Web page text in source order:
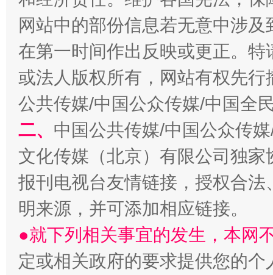
网站中的部份信息若无意中涉
在第一时间作出反映或更正。
或法人版权所有，网站有权先
公共传媒/中国公众传媒/中国全
二、 中国公共传媒/中国公众传
文化传媒（北京）有限公司独
报刊电视台友情链接，授权合
明来源，并可添加相应链接。
●就下列相关事宜的发生，本网
定或相关政府的要求提供您的个